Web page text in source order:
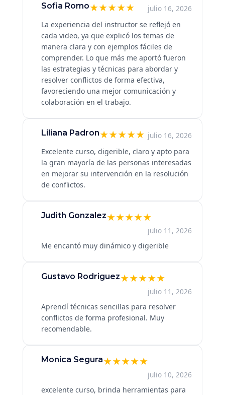
Sofia Romo★★★★★
julio 16, 2026
La experiencia del instructor se reflejó en
cada video, ya que explicó los temas de
manera clara y con ejemplos fáciles de
comprender. Lo que más me aportó fueron
las estrategias y técnicas para abordar y
resolver conflictos de forma efectiva,
favoreciendo una mejor comunicación y
colaboración en el trabajo.
Liliana Padron★★★★★ julio 16, 2026
Excelente curso, digerible, claro y apto para
la gran mayoría de las personas interesadas
en mejorar su intervención en la resolución
de conflictos.
Judith Gonzalez★★★★★
julio 11, 2026
Me encantó muy dinámico y digerible
Gustavo Rodriguez★★★★★
julio 11, 2026
Aprendí técnicas sencillas para resolver
conflictos de forma profesional. Muy
recomendable.
Monica Segura★★★★★
julio 10, 2026
excelente curso, brinda herramientas para